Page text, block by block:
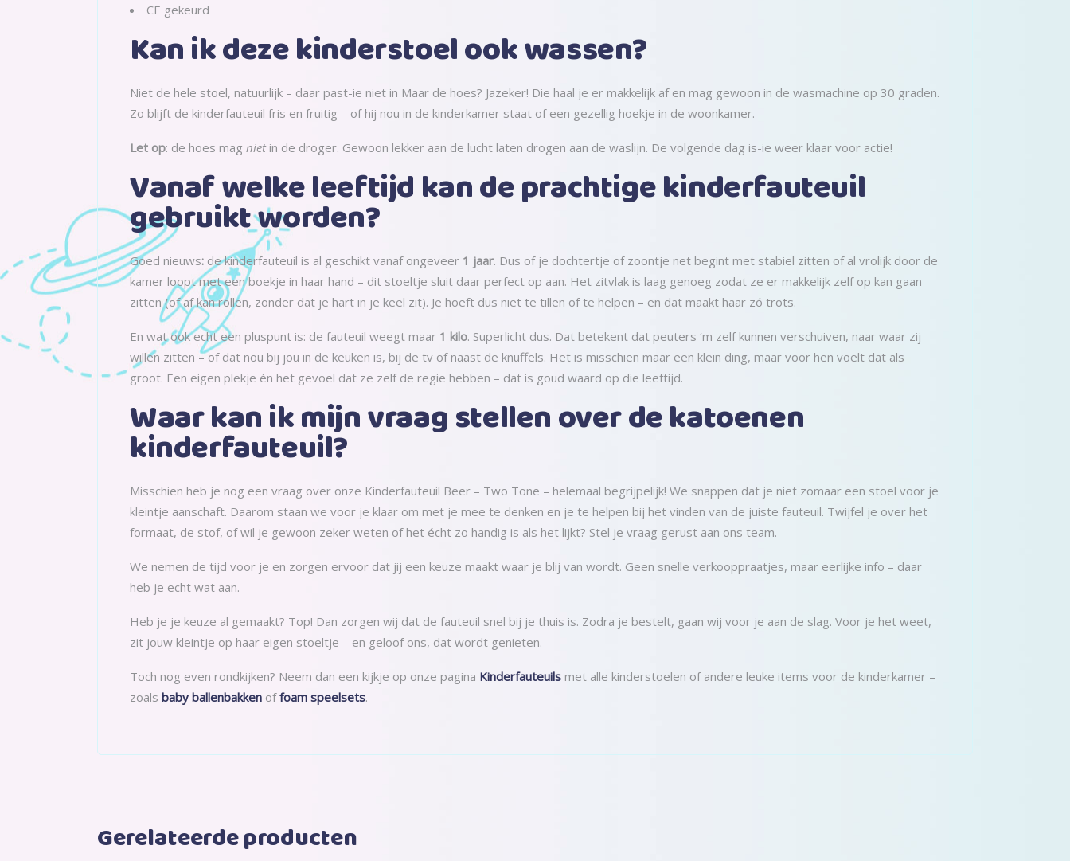
CE gekeurd
Kan ik deze kinderstoel ook wassen?
Niet de hele stoel, natuurlijk – daar past-ie niet in Maar de hoes? Jazeker! Die haal je er makkelijk af en mag gewoon in de wasmachine op 30 graden.
Zo blijft de kinderfauteuil fris en fruitig – of hij nou in de kinderkamer staat of een gezellig hoekje in de woonkamer.
Let op: de hoes mag nietin de droger. Gewoon lekker aan de lucht laten drogen aan de waslijn. De volgende dag is-ie weer klaar voor actie!
Vanaf welke leeftijd kan de prachtige kinderfauteuil
gebruikt worden?
Goed nieuws: de kinderfauteuil is al geschikt vanaf ongeveer 1 jaar. Dus of je dochtertje of zoontje net begint met stabiel zitten of al vrolijk door de
kamer loopt met een boekje in haar hand – dit stoeltje sluit daar perfect op aan. Het zitvlak is laag genoeg zodat ze er makkelijk zelf op kan gaan
zitten (of af kan rollen, zonder dat je hart in je keel zit). Je hoeft dus niet te tillen of te helpen – en dat maakt haar zó trots.
En wat ook echt een pluspunt is: de fauteuil weegt maar 1 kilo. Superlicht dus. Dat betekent dat peuters ‘m zelf kunnen verschuiven, naar waar zij
willen zitten – of dat nou bij jou in de keuken is, bij de tv of naast de knuffels. Het is misschien maar een klein ding, maar voor hen voelt dat als
groot. Een eigen plekje én het gevoel dat ze zelf de regie hebben – dat is goud waard op die leeftijd.
Waar kan ik mijn vraag stellen over de katoenen
kinderfauteuil?
Misschien heb je nog een vraag over onze Kinderfauteuil Beer – Two Tone – helemaal begrijpelijk! We snappen dat je niet zomaar een stoel voor je
kleintje aanschaft. Daarom staan we voor je klaar om met je mee te denken en je te helpen bij het vinden van de juiste fauteuil. Twijfel je over het
formaat, de stof, of wil je gewoon zeker weten of het écht zo handig is als het lijkt? Stel je vraag gerust aan ons team.
We nemen de tijd voor je en zorgen ervoor dat jij een keuze maakt waar je blij van wordt. Geen snelle verkooppraatjes, maar eerlijke info – daar
heb je echt wat aan.
Heb je je keuze al gemaakt? Top! Dan zorgen wij dat de fauteuil snel bij je thuis is. Zodra je bestelt, gaan wij voor je aan de slag. Voor je het weet,
zit jouw kleintje op haar eigen stoeltje – en geloof ons, dat wordt genieten.
Toch nog even rondkijken? Neem dan een kijkje op onze pagina Kinderfauteuils met alle kinderstoelen of andere leuke items voor de kinderkamer –
zoals baby ballenbakken offoam speelsets.
Gerelateerde producten